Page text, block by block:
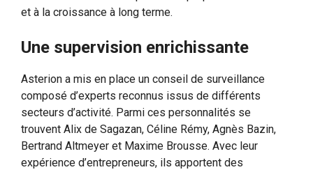
et à la croissance à long terme.
Une supervision enrichissante
Asterion a mis en place un conseil de surveillance
composé d’experts reconnus issus de différents
secteurs d’activité. Parmi ces personnalités se
trouvent Alix de Sagazan, Céline Rémy, Agnès Bazin,
Bertrand Altmeyer et Maxime Brousse. Avec leur
expérience d’entrepreneurs, ils apportent des